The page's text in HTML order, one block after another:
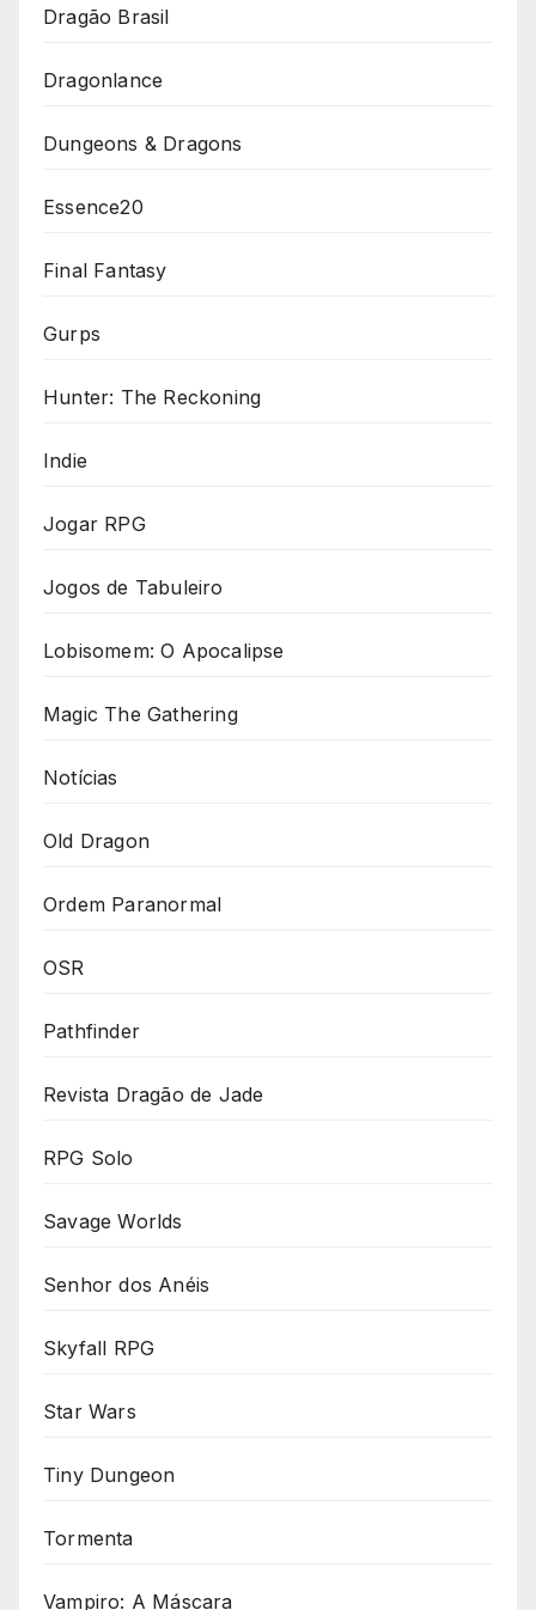
Dragão Brasil
Dragonlance
Dungeons & Dragons
Essence20
Final Fantasy
Gurps
Hunter: The Reckoning
Indie
Jogar RPG
Jogos de Tabuleiro
Lobisomem: O Apocalipse
Magic The Gathering
Notícias
Old Dragon
Ordem Paranormal
OSR
Pathfinder
Revista Dragão de Jade
RPG Solo
Savage Worlds
Senhor dos Anéis
Skyfall RPG
Star Wars
Tiny Dungeon
Tormenta
Vampiro: A Máscara